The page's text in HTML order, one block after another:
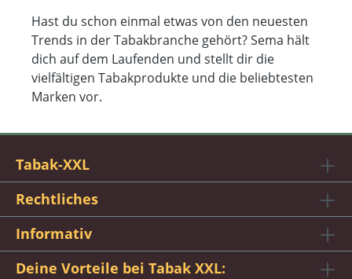
Hast du schon einmal etwas von den neuesten
Trends in der Tabakbranche gehört? Sema hält
dich auf dem Laufenden und stellt dir die
vielfältigen Tabakprodukte und die beliebtesten
Marken vor.
Tabak-XXL
Rechtliches
Informativ
Deine Vorteile bei Tabak XXL: